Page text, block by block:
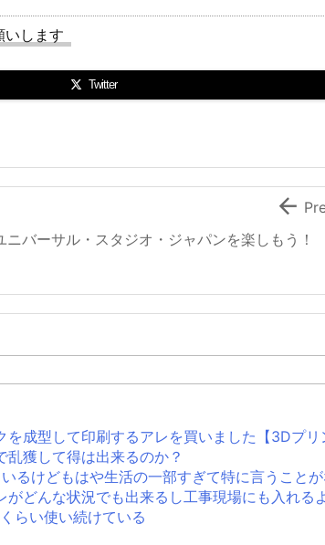
いします
Twitter
ニバーサル・スタジオ・ジャパンを楽しもう！

成型して印刷するアレを買いました【3Dプリ
獲して得は出来るのか？
るけどもはや生活の一部すぎて特に言うこと
がどんな状況でも出来るし工事現場にも入れる
らい使い続けている